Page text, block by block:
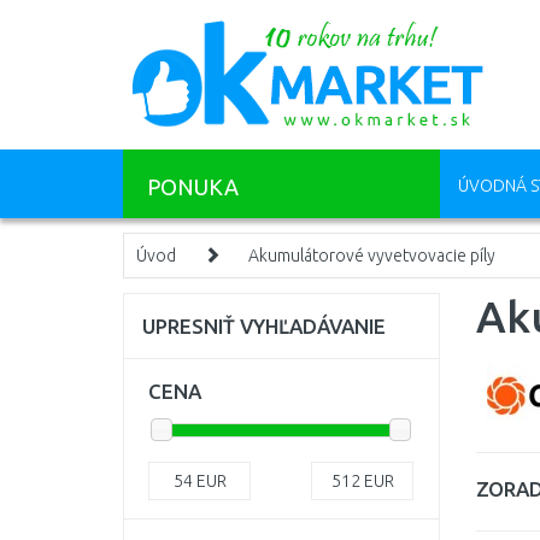
PONUKA ÚVODNÁ
Úvod Akumulátorové vyvetvovacie píly
UPRESNIŤ VYHĽADÁVANIE
CENA
54EUR 512 EUR